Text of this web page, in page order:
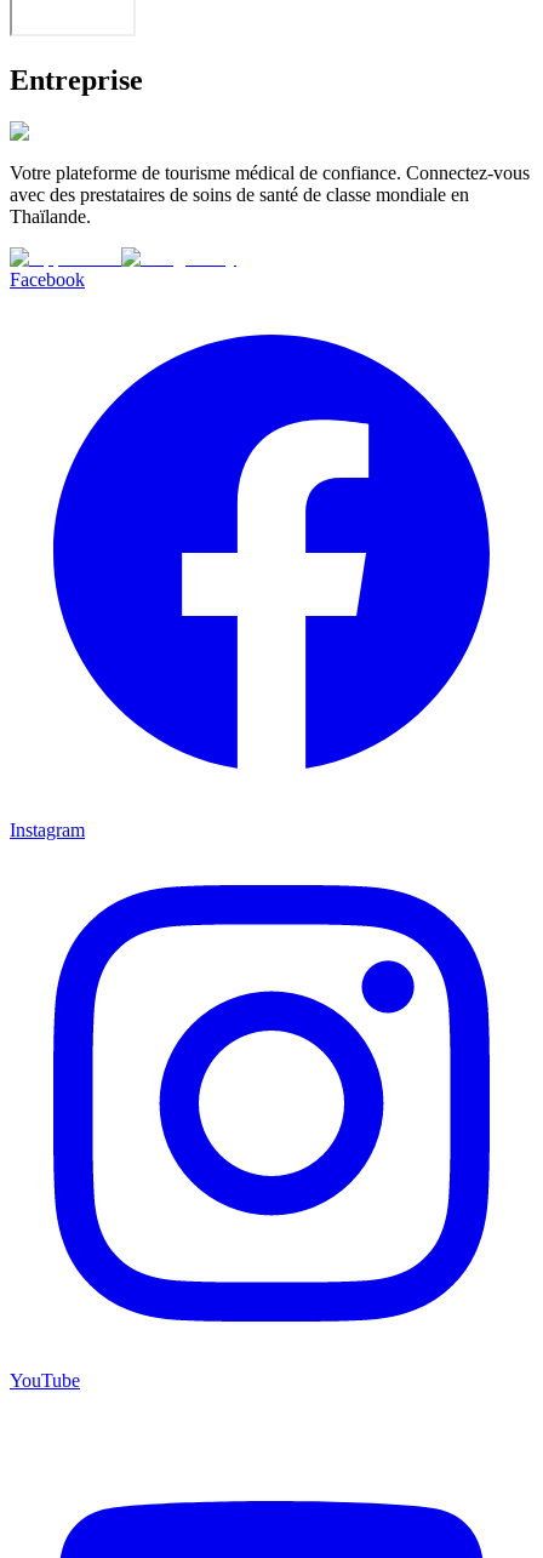
Entreprise
Votre plateforme de tourisme médical de confiance. Connectez-vous
avec des prestataires de soins de santé de classe mondiale en
Thaïlande.
Facebook
Instagram
YouTube